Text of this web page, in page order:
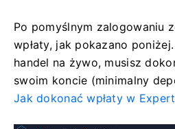
Po pomyślnym zalogowaniu
wpłaty, jak pokazano
handel na żywo, musisz
swoim koncie (minimalny
Jak dokonać wpłaty w